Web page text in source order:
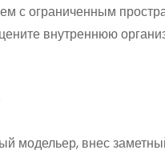
с ограниченным
внутреннюю
модельер, внес